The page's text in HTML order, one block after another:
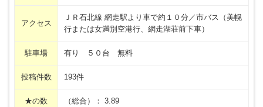
アクセス
ＪＲ石北線 網走駅より車で約１０分／市バス（美幌
行または女満別空港行、網走湖荘前下車）
駐車場 有り ５０台 無料
投稿件数 193件
★の数 （総合）： 3.89